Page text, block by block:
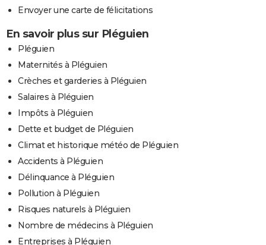
Envoyer une carte de félicitations
En savoir plus sur Pléguien
Pléguien
Maternités à Pléguien
Crèches et garderies à Pléguien
Salaires à Pléguien
Impôts à Pléguien
Dette et budget de Pléguien
Climat et historique météo de Pléguien
Accidents à Pléguien
Délinquance à Pléguien
Pollution à Pléguien
Risques naturels à Pléguien
Nombre de médecins à Pléguien
Entreprises à Pléguien